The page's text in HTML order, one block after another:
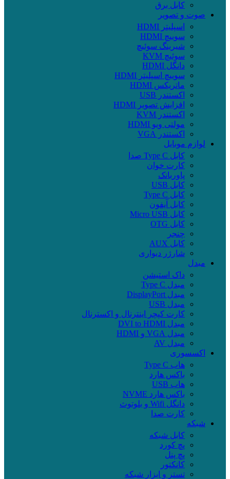
کابل برق
صوت و تصویر
اسپلیتر HDMI
سوییچ HDMI
شیرینگ سوئیچ
سوئیچ KVM
دانگل HDMI
سوییچ اسپلیتر HDMI
ماتریکس HDMI
اکستندر USB
افزایش تصویر HDMI
اکستندر KVM
مولتی ویو HDMI
اکستندر VGA
لوازم موبایل
کابل Type C صدا
کارت خوان
پاوربانک
کابل USB
کابل Type C
کابل آیفون
کابل Micro USB
کابل OTG
چنجر
کابل AUX
شارژر دیواری
مبدل
داک استیشن
مبدل Type C
مبدل DisplayPort
مبدل USB
کارت کپچر اینترنال و اکسترنال
مبدل DVI to HDMI
مبدل VGA و HDMI
مبدل AV
اکسسوری
هاب Type C
باکس هارد
هاب USB
باکس هارد NVME
دانگل Wifi و بلوتوث
کارت صدا
شبکه
کابل شبکه
پچ کورد
پچ پنل
کانکتور
تستر و ابزار شبکه